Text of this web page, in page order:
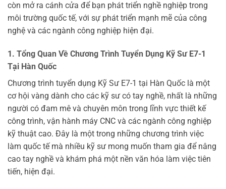
còn mở ra cánh cửa để bạn phát triển nghề nghiệp trong
môi trường quốc tế, với sự phát triển mạnh mẽ của công
nghệ và các ngành công nghiệp hiện đại.
1. Tổng Quan Về Chương Trình Tuyển Dụng Kỹ Sư E7-1
Tại Hàn Quốc
Chương trình tuyển dụng Kỹ Sư E7-1 tại Hàn Quốc là một
cơ hội vàng dành cho các kỹ sư có tay nghề, nhất là những
người có đam mê và chuyên môn trong lĩnh vực thiết kế
công trình, vận hành máy CNC và các ngành công nghiệp
kỹ thuật cao. Đây là một trong những chương trình việc
làm quốc tế mà nhiều kỹ sư mong muốn tham gia để nâng
cao tay nghề và khám phá một nền văn hóa làm việc tiên
tiến, hiện đại.